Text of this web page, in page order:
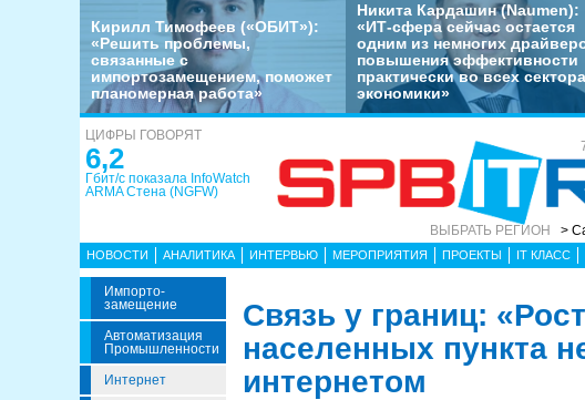
Кирилл Тимофеев («ОБИТ»):
«Решить проблемы,
связанные с
импортозамещением, поможет
планомерная работа»
Никита Кардашин (Naumen):
«ИТ-сфера сейчас остается
одним из немногих
повышения эффективности
практически во всех
экономики»
ЦИФРЫ ГОВОРЯТ
6,2
Гбит/с показала InfoWatch
ARMA Стена (NGFW)
ВЫБРАТЬ РЕГИОН >
НОВОСТИ АНАЛИТИКА ИНТЕРВЬЮ МЕРОПРИЯТИЯ ПРОЕКТЫ IT КЛАСС
Импорто­
Замещение
Автоматизация
Промышленности
Интернет
Связь у границ:
населенных пункта
интернетом